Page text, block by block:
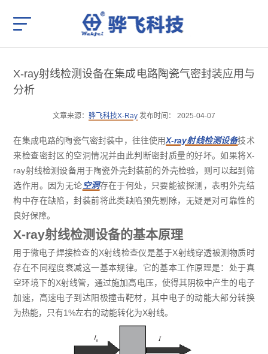
X-ray射线检测设备在集成电路陶瓷气密封装应用与
分析
文章来源： 骅飞科技X-Ray 发布时间： 2025-04-07
在集成电路的陶瓷气密封装中，往往使用X-ray射线检测设备技术
来检查密封区的空洞情况并由此判断密封质量的好坏。如果将X-
ray射线检测设备用于陶瓷外壳封装前的外壳检验，则可以起到筛
选作用。因为无论空洞存在于何处，只要能被探测，表明外壳结
构中存在缺陷，封装前将此类缺陷预先剔除，无疑是对可靠性的
良好保障。
X-ray射线检测设备的基本原理
用于微电子焊接检查的X射线检查仪是基于X射线穿透被测物质时
存在不同程度衰减这一基本规律。它的基本工作原理是：处于真
空环境下的X射线管，通过施加高电压，使得其阴极中产生的电子
加速，高速电子到达阳极撞击靶材，其中电子的动能大部分转换
为热能，只有1%左右的动能转化为X射线。